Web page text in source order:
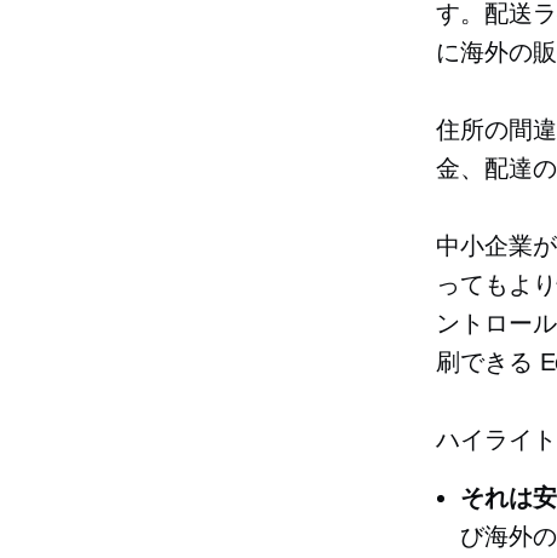
す。配送
に海外の
住所の間
金、配達
中小企業
ってもよ
ントロー
刷できる
ハイライ
それは
び海外